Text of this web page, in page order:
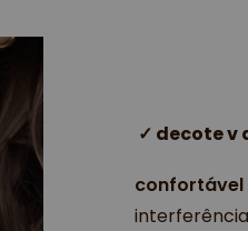
✓ decote v